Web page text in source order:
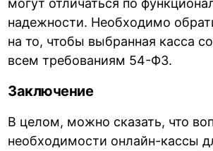
надежности. Необходимо
на то, чтобы выбранная касса
всем требованиям 54-ФЗ.
Заключение
В целом, можно сказать, что
необходимости онлайн-кассы